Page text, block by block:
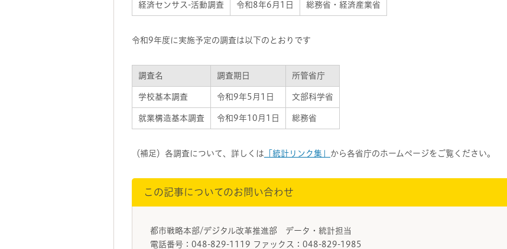
経済センサス-活動調査 令和8年6月1日 総務省・経済産業省
令和9年度に実施予定の調査は以下のとおりです
調査名 調査期日 所管省庁
学校基本調査 令和9年5月1日 文部科学省
就業構造基本調査 令和9年10月1日 総務省
（補足）各調査について、詳しくは 「統計リンク集」 から各省庁のホームページをご覧ください。
この記事についてのお問い合わせ
都市戦略本部/デジタル改革推進部 データ・統計担当
電話番号：048-829-1119 ファックス：048-829-1985